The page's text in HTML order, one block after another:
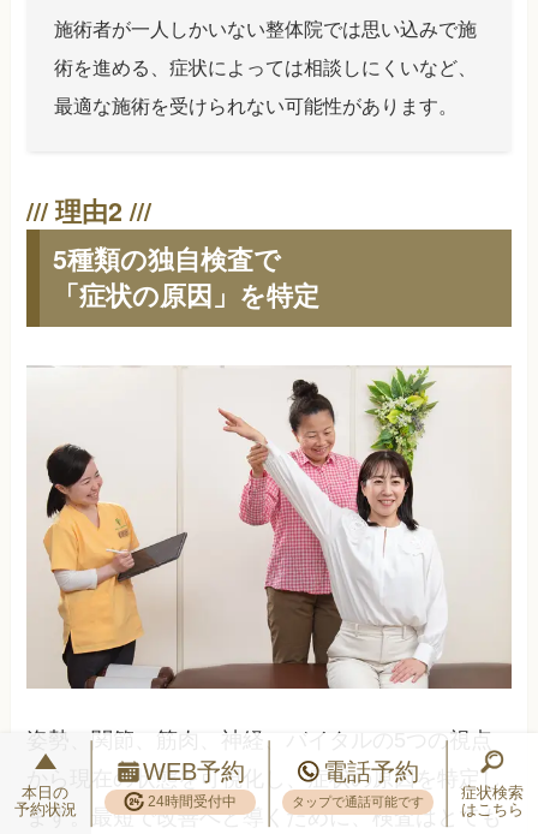
施術者が一人しかいない整体院では思い込みで施
術を進める、症状によっては相談しにくいなど、
最適な施術を受けられない可能性があります。
5種類の独自検査で
「症状の原因」を特定
姿勢、関節、筋肉、神経、バイタルの5つの視点
から現在の状態を可視化し、症状の原因を特定し
ます。最短で改善へと導くために、検査はとても
本日の
予約状況
WEB予約
24時間受付中
電話予約
タップで通話可能です
症状検索
はこちら